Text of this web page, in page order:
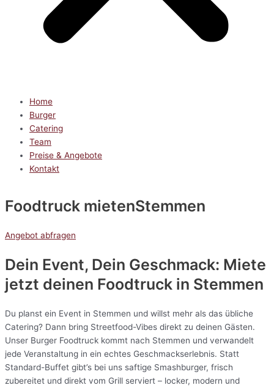
Home
Burger
Catering
Team
Preise & Angebote
Kontakt
Foodtruck mietenStemmen
Angebot abfragen
Dein Event, Dein Geschmack: Miete
jetzt deinen Foodtruck in Stemmen
Du planst ein Event in Stemmen und willst mehr als das übliche
Catering? Dann bring Streetfood-Vibes direkt zu deinen Gästen.
Unser Burger Foodtruck kommt nach Stemmen und verwandelt
jede Veranstaltung in ein echtes Geschmackserlebnis. Statt
Standard-Buffet gibt’s bei uns saftige Smashburger, frisch
zubereitet und direkt vom Grill serviert – locker, modern und